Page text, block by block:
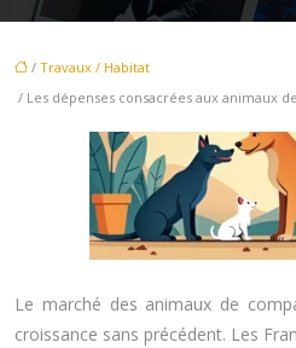
/ Travaux / Habitat
/ Les dépenses consacrées aux animaux
Le marché des animaux de
croissance sans précédent. Les